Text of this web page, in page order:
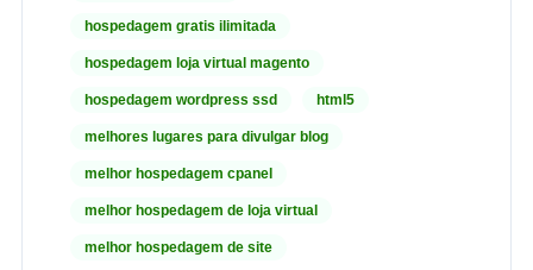
hospedagem gratis ilimitada
hospedagem loja virtual magento
hospedagem wordpress ssd html5
melhores lugares para divulgar blog
melhor hospedagem cpanel
melhor hospedagem de loja virtual
melhor hospedagem de site